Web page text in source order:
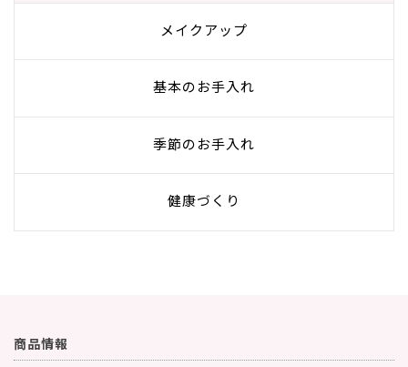
メイクアップ
基本のお手入れ
季節のお手入れ
健康づくり
商品情報